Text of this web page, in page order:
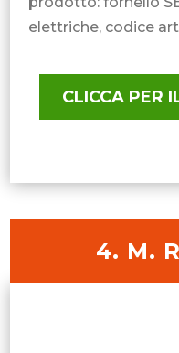
elettriche, codice
CLICCA PER
4. M.